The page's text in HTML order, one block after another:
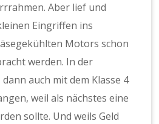
Aber lief und
Eingriffen ins
Motors schon
werden. In der
auch mit dem Klasse 4
weil als nächstes eine
sollte. Und weils Geld